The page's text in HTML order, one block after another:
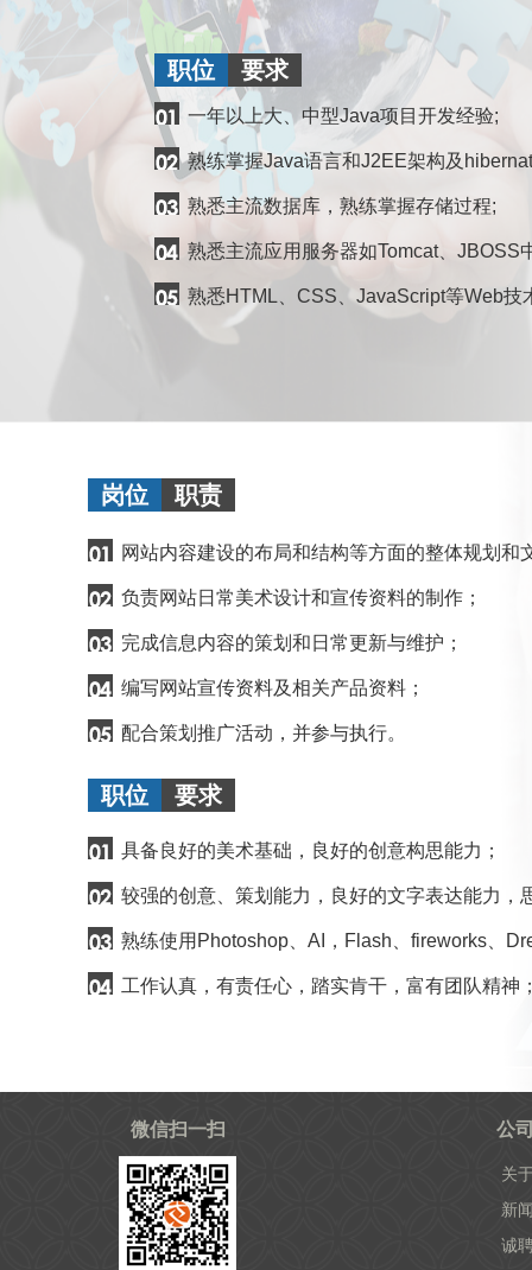
职位 要求
一年以上大、中型Java项目开发经验;
熟练掌握Java语言和J2EE架构及
熟悉主流数据库，熟练掌握存储过程;
熟悉主流应用服务器如Tomcat、JBOSS
熟悉HTML、CSS、JavaScript等Web
岗位 职责
网站内容建设的布局和结构等方面的整体规划和
负责网站日常美术设计和宣传资料的制作；
完成信息内容的策划和日常更新与维护；
编写网站宣传资料及相关产品资料；
配合策划推广活动，并参与执行。
职位 要求
具备良好的美术基础，良好的创意构思能力；
较强的创意、策划能力，良好的文字表达能力，
熟练使用Photoshop、AI，Flash、fireworks、
工作认真，有责任心，踏实肯干，富有团队精神
微信扫一扫 公
关
新
诚